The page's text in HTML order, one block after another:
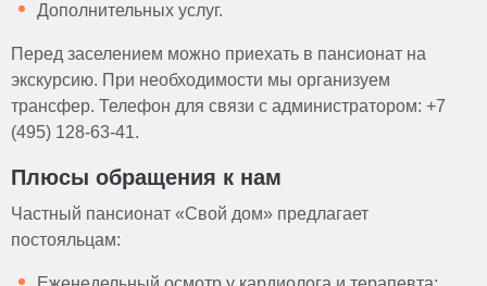
Дополнительных услуг.
Перед заселением можно приехать в пансионат на
экскурсию. При необходимости мы организуем
трансфер. Телефон для связи с администратором: +7
(495) 128-63-41.
Плюсы обращения к нам
Частный пансионат «Свой дом» предлагает
постояльцам: